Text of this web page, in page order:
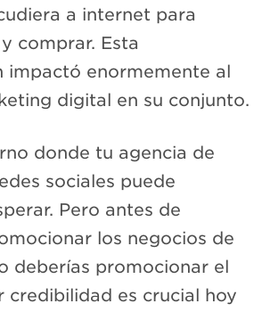
a internet para
comprar. Esta
impactó enormemente al
digital en su conjunto.
donde tu agencia de
sociales puede
Pero antes de
los negocios de
deberías promocionar el
credibilidad es crucial hoy